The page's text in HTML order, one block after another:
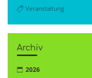
Veranstaltung
Archiv
2026